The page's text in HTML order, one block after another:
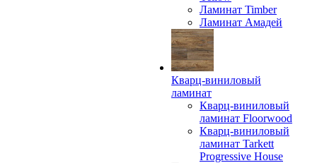
Ламинат Timber
Ламинат Амадей
Кварц-виниловый
ламинат
Кварц-виниловый
ламинат Floorwood
Кварц-виниловый
ламинат Tarkett
Progressive House